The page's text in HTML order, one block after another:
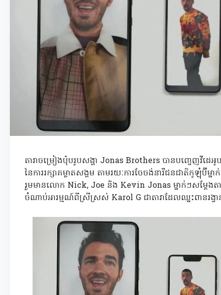
តារាចម្រៀងប៉ុបរូបសង្ហា Jonas Brothers បានបញ្ចេញវីដេអូ
នៃការរក្សាគម្លាតសង្គម តាមរយៈការចែចង់នារីជនជាតិកូឡុំប៊ី
រួមមានលោក Nick, Joe និង Kevin Jonas ម្នាក់ៗសម្តែងតាម
ចំណាប់អារម្មណ៍ពីស្រីស្រស់ Karol G ជាតារាដែលឈ្នះពានរ